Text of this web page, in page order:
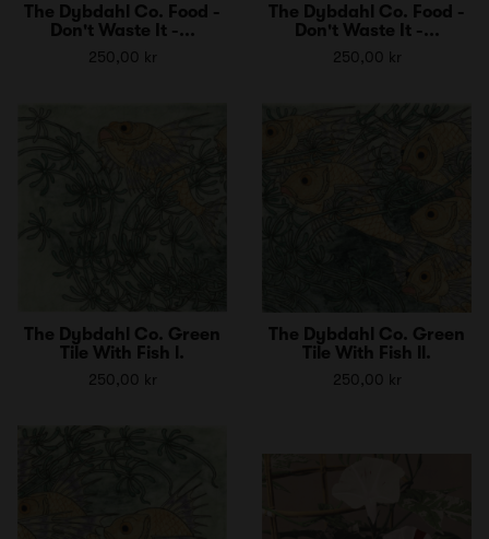
The Dybdahl Co. Food -
Don't Waste It -...
250,00 kr
The Dybdahl Co. Food -
Don't Waste It -...
250,00 kr
The Dybdahl Co. Green
Tile With Fish l.
250,00 kr
The Dybdahl Co. Green
Tile With Fish ll.
250,00 kr